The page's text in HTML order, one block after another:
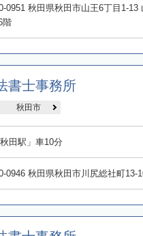
0951 秋田県秋田市山王6丁目1-13
階
書士事務所
秋田市
田駅」車10分
0946 秋田県秋田市川尻総社町13-